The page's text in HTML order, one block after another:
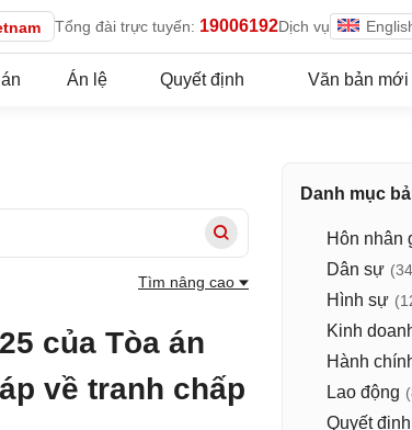
Tổng đài trực tuyến: 19006192Dịch vụ
Án lệ Quyết định Văn bản mới
Tìm nâng cao
của Tòa án
về tranh chấp
Danh mục
Hôn nhân
Dân sự
Hình sự
Kinh
Hành
Lao động
Quyết